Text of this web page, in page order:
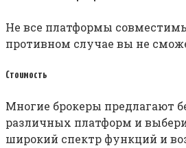
Не все платформы
противном случае вы не
Стоимость
Многие брокеры предлагают
различных платформ и
широкий спектр функций и